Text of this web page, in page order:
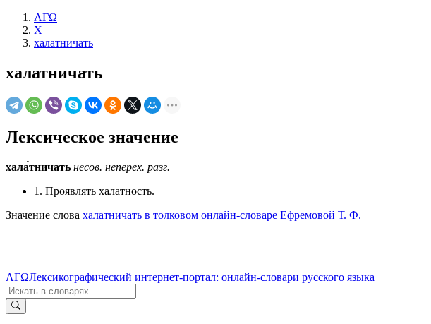
ΛΓΩ
Х
халатничать
халатничать
Лексическое значение
хала́тничать несов. неперех. разг.
1. Проявлять халатность.
Значение слова халатничать в толковом онлайн-словаре Ефремовой Т. Ф.
ΛΓΩЛексикографический интернет-портал: онлайн-словари русского языка